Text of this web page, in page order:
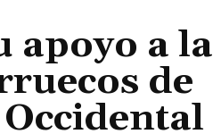
apoyo a la
de